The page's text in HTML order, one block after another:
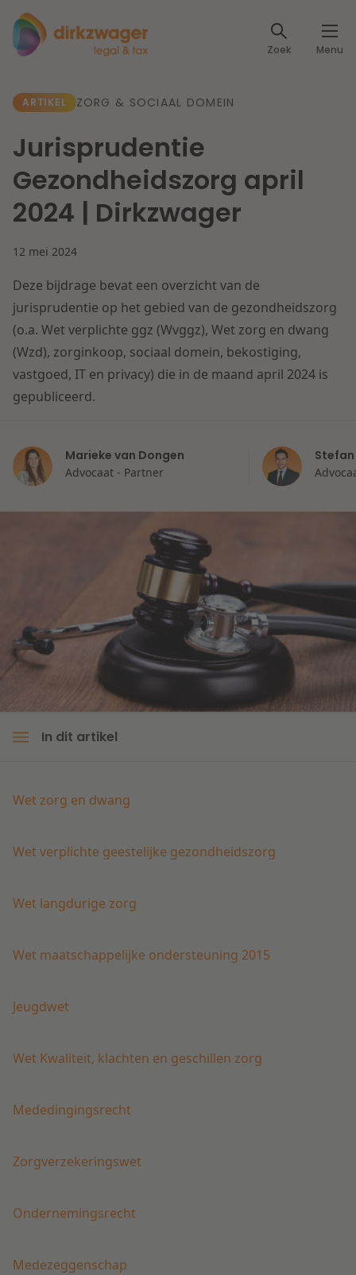
Zoek Menu
Expertises
Fiscaal
Arbeid & Pensioen
IE & Innovatie
Herstructurering & Insolventie
Zorg & Sociaal domein
Overheid & Omgeving
Aanbesteding & Mededinging
Aansprakelijkheid & Verzekering
Litigation
Lees meer
Dichtbij een toekomstbestendige zorg
Lees meer
Dichtbij de kansen en uitdagingen in de
woningbouw
Dichtbij de wendbare onderneming
Artikelen
Klantcases
Events
Specialisten
Over Dirkzwager
Internationale partners
Werken bij
Contact
Nederlands
ARTIKEL ZORG & SOCIAAL DOMEIN
Jurisprudentie
Gezondheidszorg april
2024 | Dirkzwager
12 mei 2024
Deze bijdrage bevat een overzicht van de
jurisprudentie op het gebied van de gezondheidszorg
(o.a. Wet verplichte ggz (Wvggz), Wet zorg en dwang
(Wzd), zorginkoop, sociaal domein, bekostiging,
vastgoed, IT en privacy) die in de maand april 2024 is
gepubliceerd.
Marieke van Dongen
Advocaat - Partner
In dit artikel
Wet zorg en dwang
Wet verplichte geestelijke gezondheidszorg
Wet langdurige zorg
Wet maatschappelijke ondersteuning 2015
Jeugdwet
Wet Kwaliteit, klachten en geschillen zorg
Mededingingsrecht
Zorgverzekeringswet
Ondernemingsrecht
Medezeggenschap